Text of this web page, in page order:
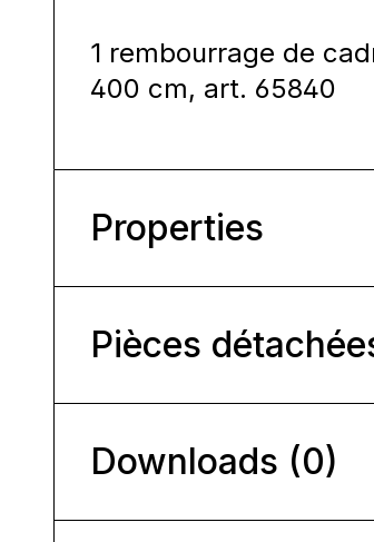
1 rembourrage de
400 cm, art. 65840
Properties
Pièces
Downloads (0)